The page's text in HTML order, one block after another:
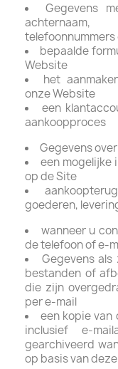
Gegevens
achternaam,
bepaalde
Website
het
onze Website
een
aankoopproces
Gegevens
een mogelijke
op de Site
goederen,
wanneer u
de telefoon of e-
Gegevens
bestanden of
die zijn
per e-mail
een kopie van
inclusief e-
gearchiveerd
op basis van